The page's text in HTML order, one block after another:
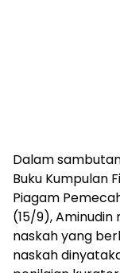
Dalam
Buku Kumpulan
Piagam
(15/9),
naskah yang
naskah